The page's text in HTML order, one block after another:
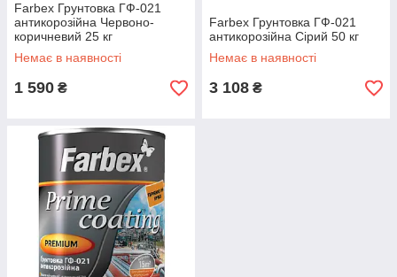
Farbex Грунтовка ГФ-021
антикорозійна Червоно-
коричневий 25 кг
Немає в наявності
1 590 ₴
Farbex Грунтовка ГФ-021
антикорозійна Сірий 50 кг
Немає в наявності
3 108 ₴